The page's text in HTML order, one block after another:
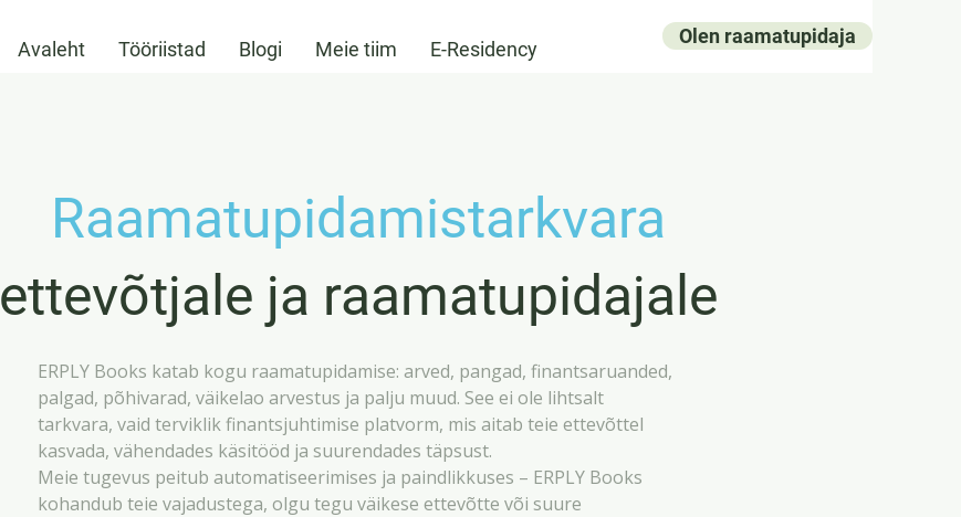
Avaleht Tööriistad Blogi Meie tiim E-Residency
Olen raamatupidaja
Raamatupidamistarkvara
ettevõtjale ja raamatupidajale
ERPLY Books katab kogu raamatupidamise: arved, pangad, finantsaruanded,
palgad, põhivarad, väikelao arvestus ja palju muud. See ei ole lihtsalt
tarkvara, vaid terviklik finantsjuhtimise platvorm, mis aitab teie ettevõttel
kasvada, vähendades käsitööd ja suurendades täpsust.
Meie tugevus peitub automatiseerimises ja paindlikkuses – ERPLY Books
kohandub teie vajadustega, olgu tegu väikese ettevõtte või suure